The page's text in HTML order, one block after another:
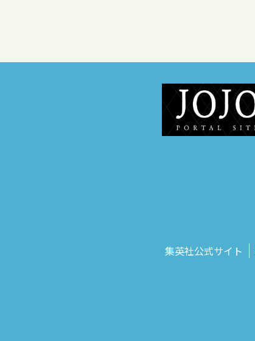
集英社公式サイト